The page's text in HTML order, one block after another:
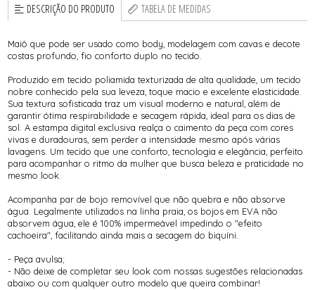
DESCRIÇÃO DO PRODUTO TABELA DE MEDIDAS
Maiô que pode ser usado como body, modelagem com cavas e decote
costas profundo, fio conforto duplo no tecido.
Produzido em tecido poliamida texturizada de alta qualidade, um tecido
nobre conhecido pela sua leveza, toque macio e excelente elasticidade.
Sua textura sofisticada traz um visual moderno e natural, além de
garantir ótima respirabilidade e secagem rápida, ideal para os dias de
sol. A estampa digital exclusiva realça o caimento da peça com cores
vivas e duradouras, sem perder a intensidade mesmo após várias
lavagens. Um tecido que une conforto, tecnologia e elegância, perfeito
para acompanhar o ritmo da mulher que busca beleza e praticidade no
mesmo look.
Acompanha par de bojo removível que não quebra e não absorve
água. Legalmente utilizados na linha praia, os bojos em EVA não
absorvem água, ele é 100% impermeável impedindo o "efeito
cachoeira", facilitando ainda mais a secagem do biquíni.
- Peça avulsa;
- Não deixe de completar seu look com nossas sugestões relacionadas
abaixo ou com qualquer outro modelo que queira combinar!